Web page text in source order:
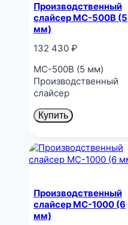
Производственный
слайсер MC-500B (5
мм)
132 430 ₽
MC-500B (5 мм)
Производственный
слайсер
Купить
Производственный
слайсер MC-1000 (6
мм)